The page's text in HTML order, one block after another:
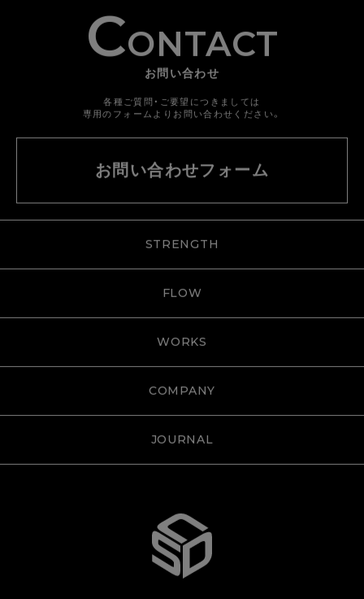
CONTACT
お問い合わせ
各種ご質問・ご要望につきましては
専用のフォームよりお問い合わせください。
お問い合わせフォーム
STRENGTH
FLOW
WORKS
COMPANY
JOURNAL